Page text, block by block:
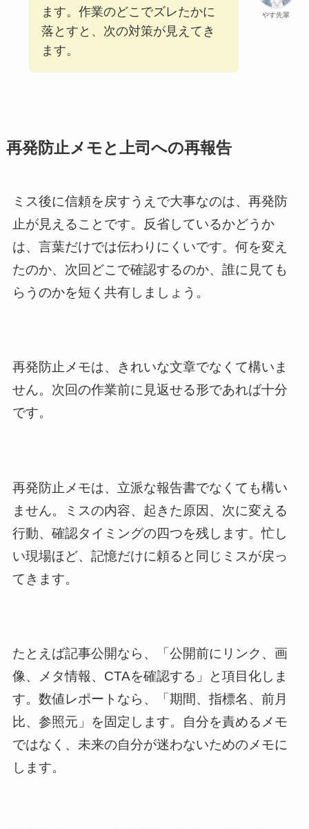
やす先輩
ます。作業のどこでズレたかに
落とすと、次の対策が見えてき
ます。
再発防止メモと上司への再報告
ミス後に信頼を戻すうえで大事なのは、再発防
止が見えることです。反省しているかどうか
は、言葉だけでは伝わりにくいです。何を変え
たのか、次回どこで確認するのか、誰に見ても
らうのかを短く共有しましょう。
再発防止メモは、きれいな文章でなくて構いま
せん。次回の作業前に見返せる形であれば十分
です。
再発防止メモは、立派な報告書でなくても構い
ません。ミスの内容、起きた原因、次に変える
行動、確認タイミングの四つを残します。忙し
い現場ほど、記憶だけに頼ると同じミスが戻っ
てきます。
たとえば記事公開なら、「公開前にリンク、画
像、メタ情報、CTAを確認する」と項目化しま
す。数値レポートなら、「期間、指標名、前月
比、参照元」を固定します。自分を責めるメモ
ではなく、未来の自分が迷わないためのメモに
します。